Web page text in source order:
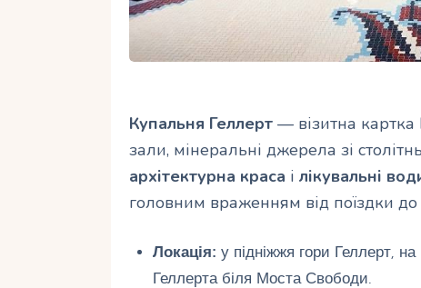
Купальня Геллерт — візитна
зали, мінеральні джерела зі
архітектурна краса і лікувальні
головним враженням від поїздки
Локація: у підніжжя гори Геллерт,
Геллерта біля Моста Свободи.